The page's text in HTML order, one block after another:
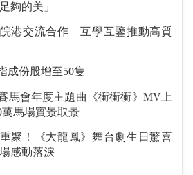
夠的美」
港交流合作 互學互鑒推動高質
成份股增至50隻
馬會年度主題曲《衝衝衝》MV上
馬場實景取景
聚！《大龍鳳》舞台劇生日驚喜
感動落淚